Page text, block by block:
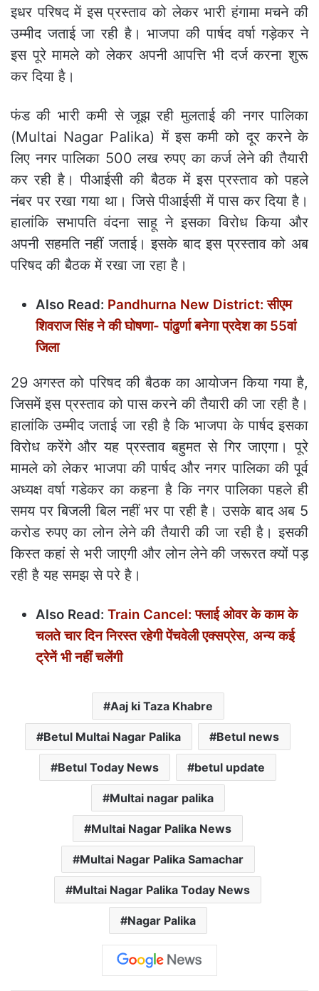
इधर परिषद में इस प्रस्ताव को लेकर भारी हंगामा मचने की
उम्मीद जताई जा रही है। भाजपा की पार्षद वर्षा गड़ेकर ने
इस पूरे मामले को लेकर अपनी आपत्ति भी दर्ज करना शुरू
कर दिया है।
फंड की भारी कमी से जूझ रही मुलताई की नगर पालिका
(Multai Nagar Palika) में इस कमी को दूर करने के
लिए नगर पालिका 500 लख रुपए का कर्ज लेने की तैयारी
कर रही है। पीआईसी की बैठक में इस प्रस्ताव को पहले
नंबर पर रखा गया था। जिसे पीआईसी में पास कर दिया है।
हालांकि सभापति वंदना साहू ने इसका विरोध किया और
अपनी सहमति नहीं जताई। इसके बाद इस प्रस्ताव को अब
परिषद की बैठक में रखा जा रहा है।
Also Read: Pandhurna New District: सीएम
शिवराज सिंह ने की घोषणा- पांढुर्णा बनेगा प्रदेश का 55वां
जिला
29 अगस्त को परिषद की बैठक का आयोजन किया गया है,
जिसमें इस प्रस्ताव को पास करने की तैयारी की जा रही है।
हालांकि उम्मीद जताई जा रही है कि भाजपा के पार्षद इसका
विरोध करेंगे और यह प्रस्ताव बहुमत से गिर जाएगा। पूरे
मामले को लेकर भाजपा की पार्षद और नगर पालिका की पूर्व
अध्यक्ष वर्षा गडेकर का कहना है कि नगर पालिका पहले ही
समय पर बिजली बिल नहीं भर पा रही है। उसके बाद अब 5
करोड रुपए का लोन लेने की तैयारी की जा रही है। इसकी
किस्त कहां से भरी जाएगी और लोन लेने की जरूरत क्यों पड़
रही है यह समझ से परे है।
Also Read: Train Cancel: फ्लाई ओवर के काम के
चलते चार दिन निरस्त रहेगी पेंचवेली एक्सप्रेस, अन्य कई
ट्रेनें भी नहीं चलेंगी
Aaj ki Taza Khabre
Betul Multai Nagar Palika Betul news
Betul Today News betul update
Multai nagar palika
Multai Nagar Palika News
Multai Nagar Palika Samachar
Multai Nagar Palika Today News
Nagar Palika